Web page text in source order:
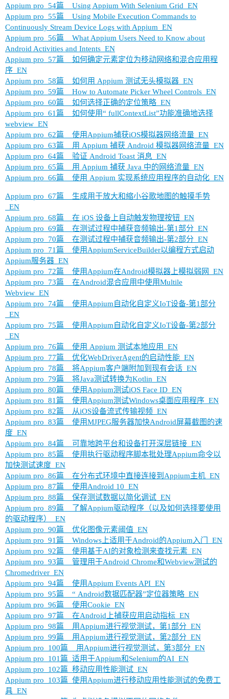
Appium pro_54篇__Using Appium With Selenium Grid_EN
Appium pro_55篇__Using Mobile Execution Commands to
Continuously Stream Device Logs with Appium_EN
Appium pro_56篇__What Appium Users Need to Know about
Android Activities and Intents_EN
Appium pro_57篇__如何确定元素定位为移动网络和混合应用程
序_EN
Appium pro_58篇__如何用 Appium 测试无头模拟器_EN
Appium pro_59篇__How to Automate Picker Wheel Controls_EN
Appium pro_60篇__如何选择正确的定位策略_EN
Appium pro_61篇__如何使用“ fullContextList”功能准确地选择
webview_EN
Appium pro_62篇__使用Appium捕获iOS模拟器网络流量_EN
Appium pro_63篇__用 Appium 捕获 Android 模拟器网络流量_EN
Appium pro_64篇__验证 Android Toast 消息_EN
Appium pro_65篇__用 Appium 捕获 Java 中的网络流量_EN
Appium pro_66篇__使用 Appium 实现系统应用程序的自动化_EN
Appium pro_67篇__生成用于放大和缩小谷歌地图的触摸手势
_EN
Appium pro_68篇__在 iOS 设备上自动触发物理按钮_EN
Appium pro_69篇__在测试过程中捕获音频输出-第1部分_EN
Appium pro_70篇__在测试过程中捕获音频输出-第2部分_EN
Appium pro_71篇__使用AppiumServiceBuilder以编程方式启动
Appium服务器_EN
Appium pro_72篇__使用Appium在Android模拟器上模拟弱网_EN
Appium pro_73篇__在Android混合应用中使用Multile
Webview_EN
Appium pro_74篇__使用Appium自动化自定义IoT设备-第1部分
_EN
Appium pro_75篇__使用Appium自动化自定义IoT设备-第2部分
_EN
Appium pro_76篇__使用 Appium 测试本地应用_EN
Appium pro_77篇__优化WebDriverAgent的启动性能_EN
Appium pro_78篇__将Appium客户端附加到现有会话_EN
Appium pro_79篇__将Java测试转换为Kotlin_EN
Appium pro_80篇__使用Appium测试iOS Face ID_EN
Appium pro_81篇__使用Appium测试Windows桌面应用程序_EN
Appium pro_82篇__从iOS设备流式传输视频_EN
Appium pro_83篇__使用MJPEG服务器加快Android屏幕截图的速
度_EN
Appium pro_84篇__可靠地跨平台和设备打开深层链接_EN
Appium pro_85篇__使用执行驱动程序脚本批处理Appium命令以
加快测试速度_EN
Appium pro_86篇__在分布式环境中直接连接到Appium主机_EN
Appium pro_87篇__使用Android 10_EN
Appium pro_88篇__保存测试数据以简化调试_EN
Appium pro_89篇__了解Appium驱动程序（以及如何选择要使用
的驱动程序）_EN
Appium pro_90篇__优化图像元素阈值_EN
Appium pro_91篇__Windows上适用于Android的Appium入门_EN
Appium pro_92篇__使用基于AI的对象检测来查找元素_EN
Appium pro_93篇__管理用于Android Chrome和Webview测试的
Chromedriver_EN
Appium pro_94篇__使用Appium Events API_EN
Appium pro_95篇__“ Android数据匹配器”定位器策略_EN
Appium pro_96篇__使用Cookie_EN
Appium pro_97篇__在Android上捕获应用启动指标_EN
Appium pro_98篇__用Appium进行视觉测试，第1部分_EN
Appium pro_99篇__用Appium进行视觉测试，第2部分_EN
Appium pro_100篇__用Appium进行视觉测试，第3部分_EN
Appium pro_101篇_适用于Appium和Selenium的AI_EN
Appium pro_102篇_移动应用性能测试_EN
Appium pro_103篇_使用Appium进行移动应用性能测试的免费工
具_EN